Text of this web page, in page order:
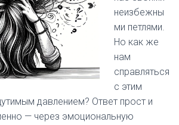
неизбежны
ми петлями.
Но как же
нам
справляться
с этим
давлением? Ответ прост и
— через эмоциональную